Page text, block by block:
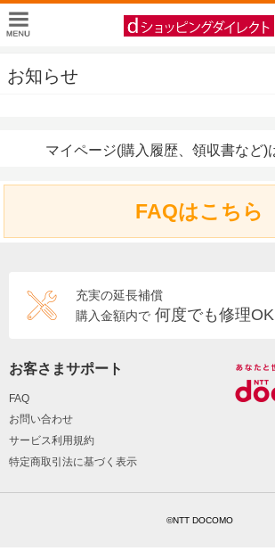
お知らせ
マイページ(購入履歴、領収書など)
FAQはこちら
充実の延長補償
購入金額内で 何度でも修理OK
お客さまサポート
FAQ
お問い合わせ
サービス利用規約
特定商取引法に基づく表示
©NTT DOCOMO